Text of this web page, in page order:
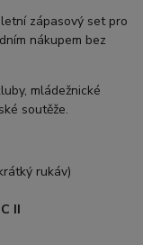
zápasový set pro
nákupem bez
mládežnické
soutěže.
rukáv)
II